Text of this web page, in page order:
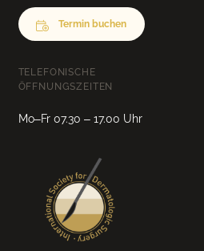
Termin buchen
TELEFONISCHE
ÖFFNUNGSZEITEN
Mo–Fr 07.30 – 17.00 Uhr